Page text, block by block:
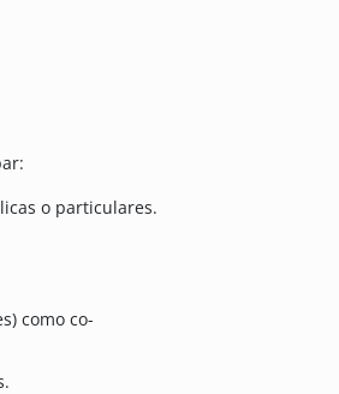
o particulares.
como co-